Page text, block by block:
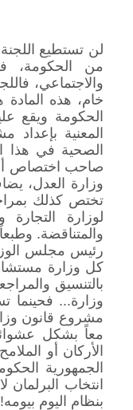
لن تستطيع
من الحكومة،
والاجتماعي،
خام، هذه المادة
الحكومة ويقع
المعنية بإعداد
الصحية في هذا
صاحب اختصاص
وزارة العدل،
تختص كذلك
لوزارة
والمتناقضة.
رئيس مجلس
كل وزارة
بالتنسيق
وزارة... فحينما
مشروع قانون
معاً بشكل
الأركان أو
الجمهورية
انتخاب
بنظام اليوم